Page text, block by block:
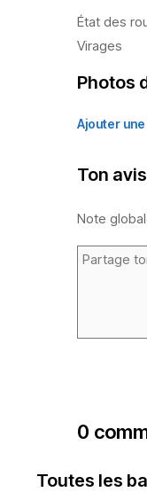
État des
Virages
Photos
Ajouter
Ton avis
Note
0
Toutes les